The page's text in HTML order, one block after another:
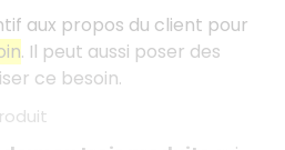
aux propos du client pour
. Il peut aussi poser des
ce besoin.